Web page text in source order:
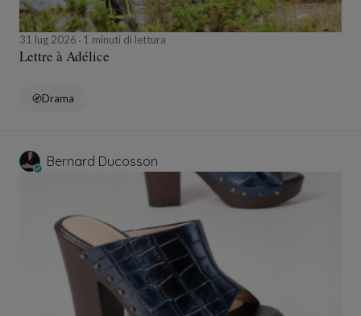
31 lug 2026 1 minuti di lettura
Lettre à Adélice
Drama
Bernard Ducosson